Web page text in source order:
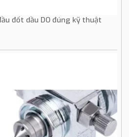
đốt dầu DO đúng kỹ thuật